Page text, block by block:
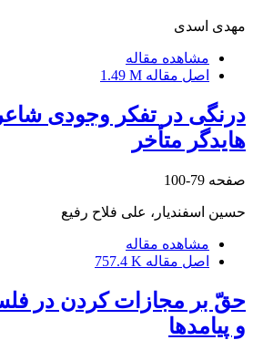
مهدی اسدی
مشاهده مقاله
اصل مقاله 1.49 M
درنگی در تفکر وجودی
هایدگر متأخر
صفحه 79-100
حسین اسفندیار، علی فلاح رفیع
مشاهده مقاله
اصل مقاله 757.4 K
حقّ بر مجازات‏ کردن در
و پی‏امدها